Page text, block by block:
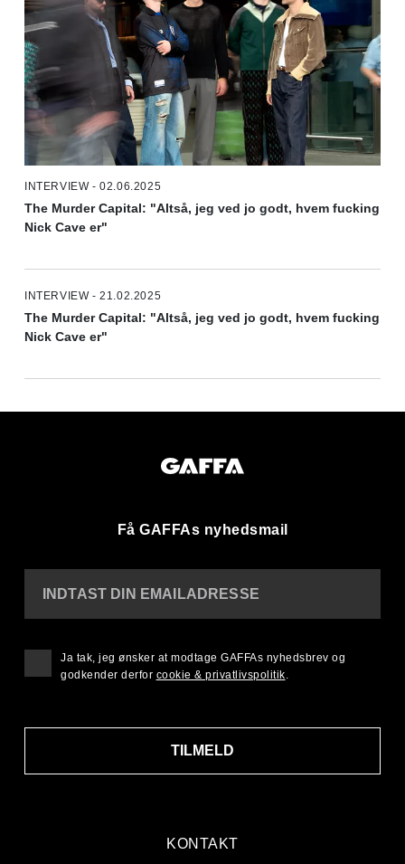
INTERVIEW - 02.06.2025
The Murder Capital: "Altså, jeg ved jo godt, hvem fucking
Nick Cave er"
INTERVIEW - 21.02.2025
The Murder Capital: "Altså, jeg ved jo godt, hvem fucking
Nick Cave er"
Få GAFFAs nyhedsmail
KONTAKT
INDTAST DIN EMAILADRESSE
TILMELD
Ja tak, jeg ønsker at modtage GAFFAs nyhedsbrev og
godkender derfor cookie & privatlivspolitik.